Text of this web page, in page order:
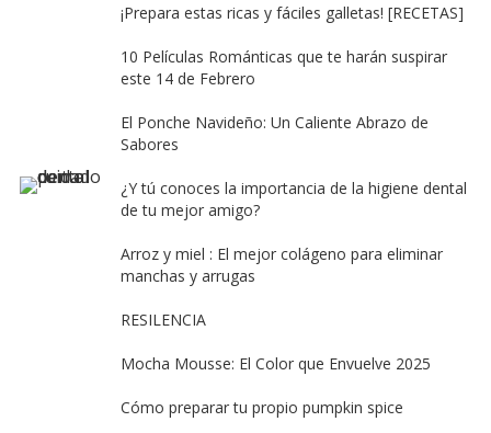
¡Prepara estas ricas y fáciles galletas! [RECETAS]
10 Películas Románticas que te harán suspirar
este 14 de Febrero
El Ponche Navideño: Un Caliente Abrazo de
Sabores
¿Y tú conoces la importancia de la higiene dental
de tu mejor amigo?
Arroz y miel : El mejor colágeno para eliminar
manchas y arrugas
RESILENCIA
Mocha Mousse: El Color que Envuelve 2025
Cómo preparar tu propio pumpkin spice